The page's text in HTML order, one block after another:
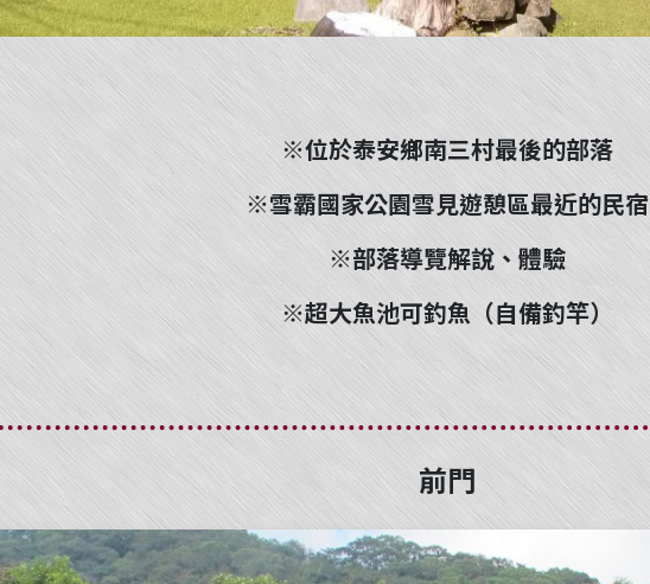
※位於泰安鄉南三村最後的部落
※雪霸國家公園雪見遊憩區最近的民宿
※部落導覽解說、體驗
※超大魚池可釣魚（自備釣竿）
前門